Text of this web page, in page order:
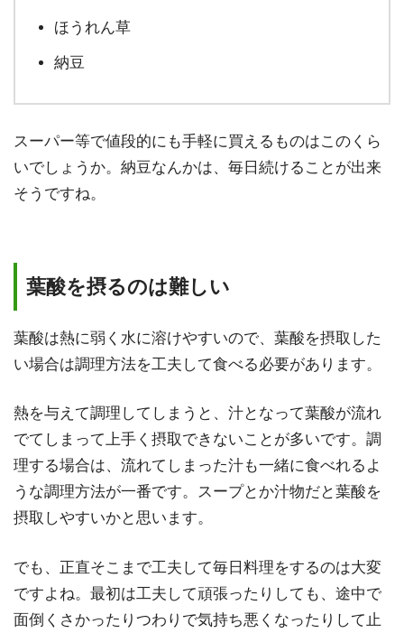
ほうれん草
納豆
スーパー等で値段的にも手軽に買えるものはこのくら
いでしょうか。納豆なんかは、毎日続けることが出来
そうですね。
葉酸を摂るのは難しい
葉酸は熱に弱く水に溶けやすいので、葉酸を摂取した
い場合は調理方法を工夫して食べる必要があります。
熱を与えて調理してしまうと、汁となって葉酸が流れ
でてしまって上手く摂取できないことが多いです。調
理する場合は、流れてしまった汁も一緒に食べれるよ
うな調理方法が一番です。スープとか汁物だと葉酸を
摂取しやすいかと思います。
でも、正直そこまで工夫して毎日料理をするのは大変
ですよね。最初は工夫して頑張ったりしても、途中で
面倒くさかったりつわりで気持ち悪くなったりして止